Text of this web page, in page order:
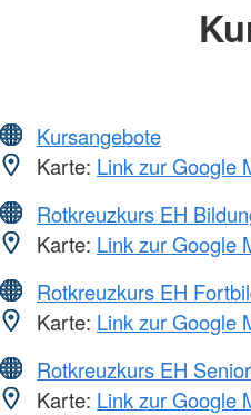
Kursangebote
Karte: Link zur Google
Rotkreuzkurs EH
Karte: Link zur Google
Rotkreuzkurs EH
Karte: Link zur Google
Rotkreuzkurs EH
Karte: Link zur Google